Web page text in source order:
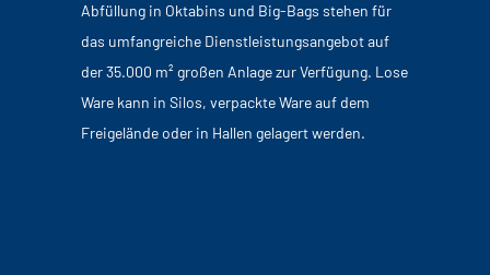
Abfüllung in Oktabins und Big-Bags stehen für
das umfangreiche Dienstleistungsangebot auf
der 35.000 m² großen Anlage zur Verfügung. Lose
Ware kann in Silos, verpackte Ware auf dem
Freigelände oder in Hallen gelagert werden.